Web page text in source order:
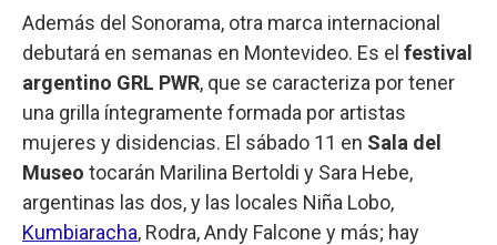
Además del Sonorama, otra marca internacional
debutará en semanas en Montevideo. Es el festival
argentino GRL PWR, que se caracteriza por tener
una grilla íntegramente formada por artistas
mujeres y disidencias. El sábado 11 en Sala del
Museo tocarán Marilina Bertoldi y Sara Hebe,
argentinas las dos, y las locales Niña Lobo,
Kumbiaracha, Rodra, Andy Falcone y más; hay